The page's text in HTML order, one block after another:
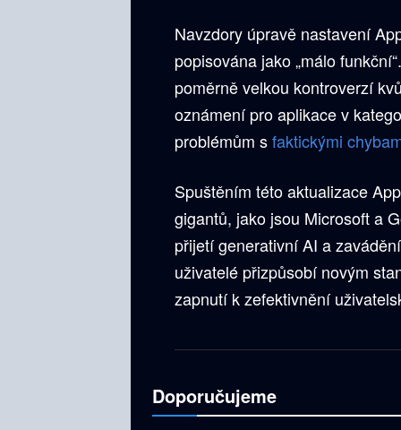
Navzdory úpravě nastavení
popisována jako „málo
poměrně velkou kontroverzí
oznámení pro aplikace v
problémům sfaktickými
Spuštěním této aktualizace
gigantů, jako jsou Microsoft a
přijetí generativní AI a
uživatelé přizpůsobí novým
zapnutí k zefektivnění
Doporučujeme